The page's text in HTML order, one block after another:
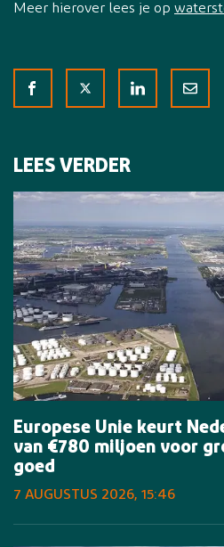
Meer hierover lees je op
LEES VERDER
Europese Unie keurt
van €780 miljoen voor
goed
7 AUGUSTUS 2026, 15:46